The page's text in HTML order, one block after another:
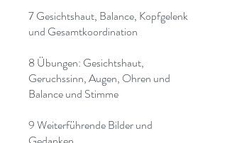
7 Gesichtshaut, Balance, Kopfgelenk
und Gesamtkoordination
8 Übungen: Gesichtshaut,
Geruchssinn, Augen, Ohren und
Balance und Stimme
9 Weiterführende Bilder und